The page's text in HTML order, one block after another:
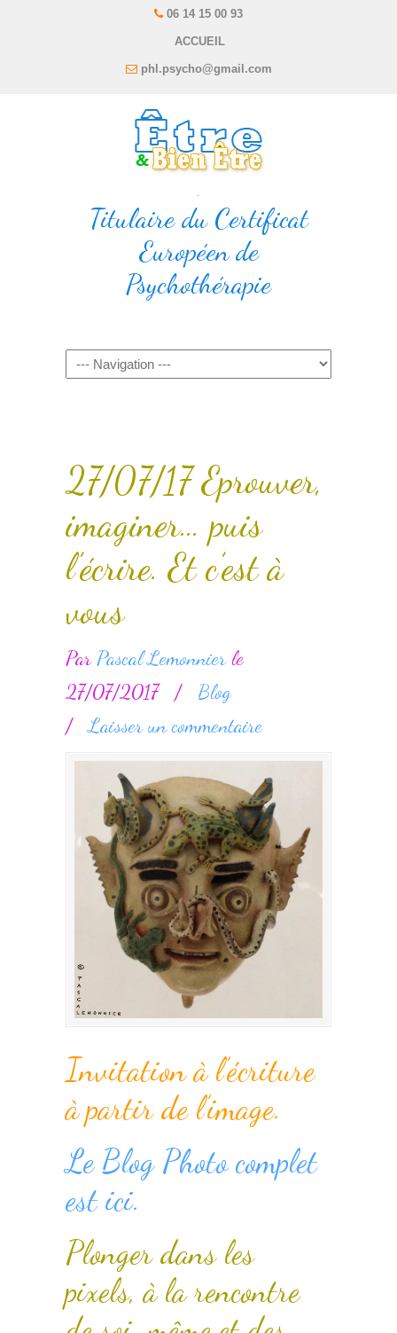
06 14 15 00 93
ACCUEIL
phl.psycho@gmail.com
.
Titulaire du Certificat
Européen de
Psychothérapie
Navigation
27/07/17 Eprouver,
imaginer… puis
l’écrire. Et c’est à
vous
Par Pascal Lemonnierle
27/07/2017
/
Blog
/Laisser un commentaire
Invitation à l’écriture
à partir de l’image.
Le Blog Photo complet
est ici.
Plonger dans les
pixels, à la rencontre